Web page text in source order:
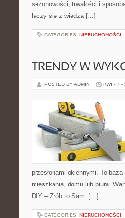
sezonowości, trwałości i
łączy się z wiedzą […]
CATEGORIES: NIERUCHOMOŚCI
TRENDY W
POSTED BY ADMIN KWI - 7 -
przesłonami okiennymi. To
mieszkania, domu lub biura.
DIY – Zrób to Sam. […]
CATEGORIES: NIERUCHOMOŚCI